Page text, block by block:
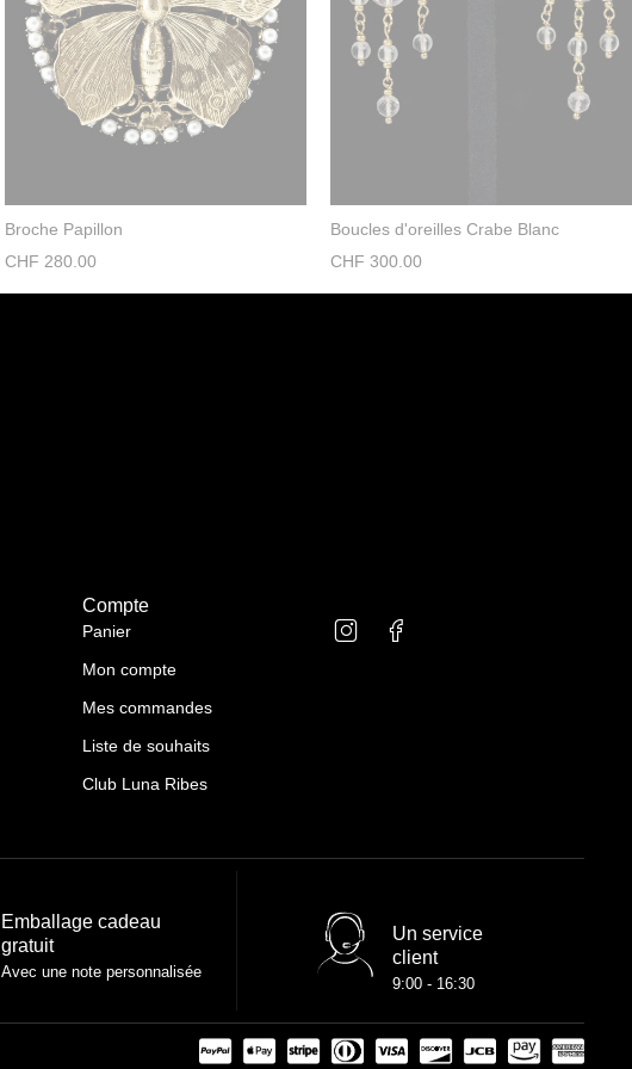
Broche Papillon
CHF 280.00
Boucles d'oreilles Crabe Blanc
CHF 300.00
Compte
Panier
Mon compte
Mes commandes
Liste de souhaits
Club Luna Ribes
Emballage cadeau
gratuit
Avec une note personnalisée
Un service
client
9:00 - 16:30